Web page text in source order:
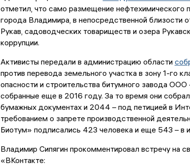
отметил, что само размещение нефтехимического
города Владимира, в непосредственной близости
Рукав, садоводческих товариществ и озера
коррупции.
Активисты передали в администрацию области
против перевода земельного участка в зону 1-го
опасности и строительства битумного завода
собранные еще в 2016 году. За то время они
бумажных документах и 2044 – под петицией в
требованием о запрете производственной
Биотум» подписались 423 человека и еще 543 – в
Владимир Сипягин прокомментировал встречу на
«ВКонтакте: